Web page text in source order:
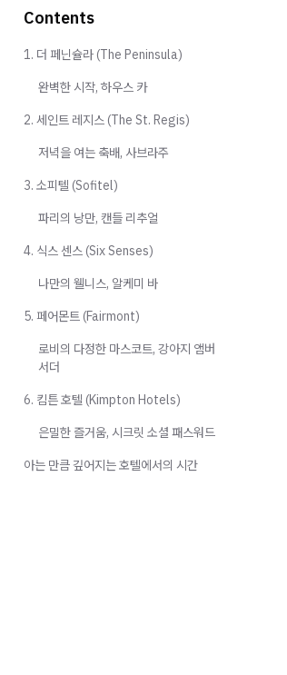
Contents
1. 더 페닌슐라 (The Peninsula)
완벽한 시작, 하우스 카
2. 세인트 레지스 (The St. Regis)
저녁을 여는 축배, 사브라주
3. 소피텔 (Sofitel)
파리의 낭만, 캔들 리추얼
4. 식스 센스 (Six Senses)
나만의 웰니스, 알케미 바
5. 페어몬트 (Fairmont)
로비의 다정한 마스코트, 강아지 앰버
서더
6. 킴튼 호텔 (Kimpton Hotels)
은밀한 즐거움, 시크릿 소셜 패스워드
아는 만큼 깊어지는 호텔에서의 시간